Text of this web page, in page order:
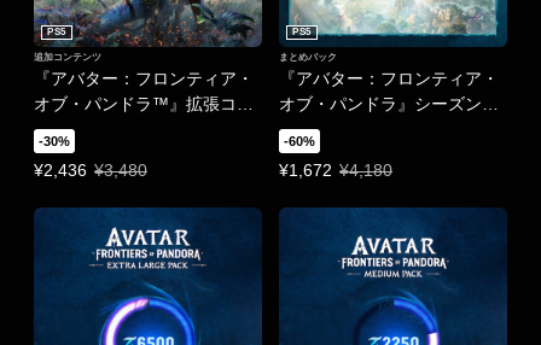
『アバター：フロンティア・
オブ・パンドラ™』拡張コン
テンツ「フロム・ジ・アッシ
ュズ」
PS5
追加コンテンツ
-30%
¥2,436
特別価格 ¥2,436 通常価格 ¥3,480
¥3,480
『アバター：フロンティア・
オブ・パンドラ』シーズンパ
ス
PS5
まとめパック
-60%
¥1,672
特別価格 ¥1,672 通常価格
¥4,180